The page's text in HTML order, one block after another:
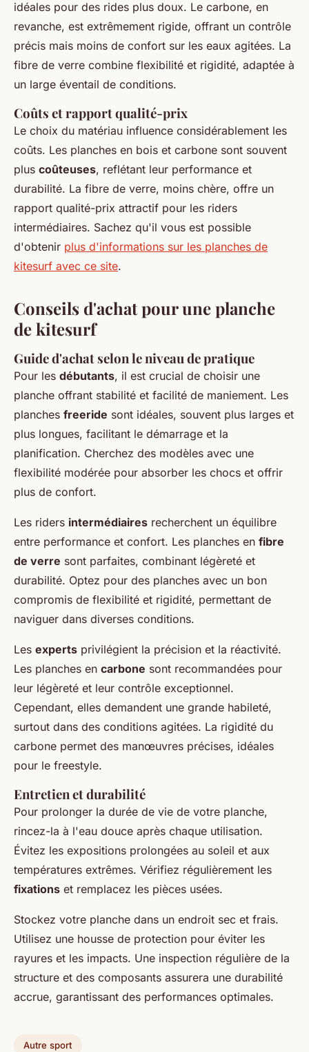
idéales pour des rides plus doux. Le carbone, en
revanche, est extrêmement rigide, offrant un contrôle
précis mais moins de confort sur les eaux agitées. La
fibre de verre combine flexibilité et rigidité, adaptée à
un large éventail de conditions.
Coûts et rapport qualité-prix
Le choix du matériau influence considérablement les
coûts. Les planches en bois et carbone sont souvent
plus coûteuses, reflétant leur performance et
durabilité. La fibre de verre, moins chère, offre un
rapport qualité-prix attractif pour les riders
intermédiaires. Sachez qu'il vous est possible
d'obtenir plus d'informations sur les planches de
kitesurf avec ce site.
Conseils d'achat pour une planche
de kitesurf
Guide d'achat selon le niveau de pratique
Pour les débutants, il est crucial de choisir une
planche offrant stabilité et facilité de maniement. Les
planches freeride sont idéales, souvent plus larges et
plus longues, facilitant le démarrage et la
planification. Cherchez des modèles avec une
flexibilité modérée pour absorber les chocs et offrir
plus de confort.
Les riders intermédiaires recherchent un équilibre
entre performance et confort. Les planches en fibre
de verre sont parfaites, combinant légèreté et
durabilité. Optez pour des planches avec un bon
compromis de flexibilité et rigidité, permettant de
naviguer dans diverses conditions.
Les experts privilégient la précision et la réactivité.
Les planches en carbone sont recommandées pour
leur légèreté et leur contrôle exceptionnel.
Cependant, elles demandent une grande habileté,
surtout dans des conditions agitées. La rigidité du
carbone permet des manœuvres précises, idéales
pour le freestyle.
Entretien et durabilité
Pour prolonger la durée de vie de votre planche,
rincez-la à l'eau douce après chaque utilisation.
Évitez les expositions prolongées au soleil et aux
températures extrêmes. Vérifiez régulièrement les
fixations et remplacez les pièces usées.
Stockez votre planche dans un endroit sec et frais.
Utilisez une housse de protection pour éviter les
rayures et les impacts. Une inspection régulière de la
structure et des composants assurera une durabilité
accrue, garantissant des performances optimales.
Autre sport